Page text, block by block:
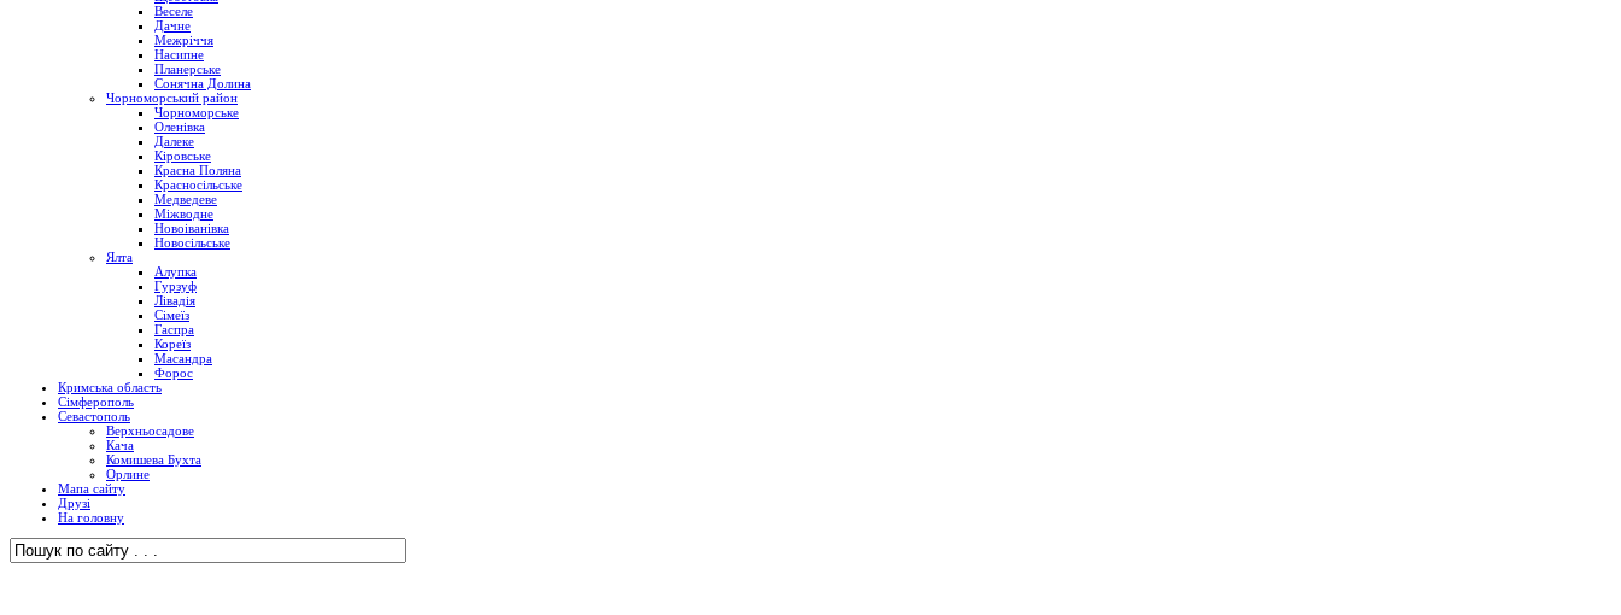
Веселе
Дачне
Межріччя
Насипне
Планерське
Сонячна Долина
Чорноморський район
Чорноморське
Оленівка
Далеке
Кіровське
Красна Поляна
Красносільське
Медведеве
Міжводне
Новоіванівка
Новосільське
Ялта
Алупка
Гурзуф
Лівадія
Сімеїз
Гаспра
Кореїз
Масандра
Форос
Кримська область
Сімферополь
Севастополь
Верхньосадове
Кача
Комишева Бухта
Орлине
Мапа сайту
Друзі
На головну